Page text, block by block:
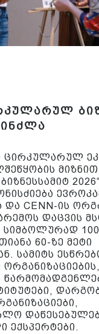
ცირკულარულ
და CENN-ის
დაცვის
სიმბოლურად
60-ზე მეტი
სამიტს
ექსპერტები.